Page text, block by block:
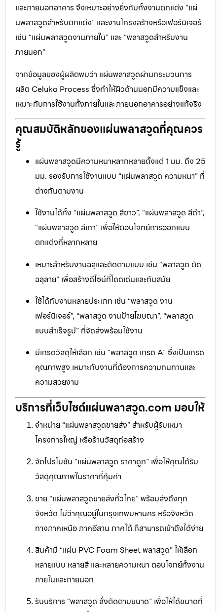
และภายนอกอาคาร จึงเหมาะอย่างยิ่งกับทั้งงานตกแต่ง “แผ่
นพลาสวูดสำหรับตกแต่ง” และงานโครงสร้างหรือเฟอร์นิเจอร์
เช่น “แผ่นพลาสวูดงานภายใน” และ “พลาสวูดสำหรับงาน
ภายนอก”
จากข้อมูลของผู้ผลิตพบว่า แผ่นพลาสวูดผ่านกระบวนการ
ผลิต Celuka Process ซึ่งทำให้ผิวด้านนอกมีความแข็งและ
เหมาะกับการใช้งานทั้งภายในและภายนอกอาคารอย่างแท้จริง
คุณสมบัติหลักของแผ่นพลาสวูดที่คุณควร
รู้
แผ่นพลาสวูดมีความหนาหลากหลายตั้งแต่ 1 มม. ถึง 25
มม. รองรับการใช้งานแบบ “แผ่นพลาสวูด ความหนา” ที่
ต่างกันตามงาน
ใช้งานได้ทั้ง “แผ่นพลาสวูด สีขาว”, “แผ่นพลาสวูด สีดำ”,
“แผ่นพลาสวูด สีเทา” เพื่อให้ตอบโจทย์การออกแบบ
ตกแต่งที่หลากหลาย
เหมาะสำหรับงานฉลุและตัดตามแบบ เช่น “พลาสวูด ตัด
ฉลุลาย” เพื่อสร้างดีไซน์ที่โดดเด่นและทันสมัย
ใช้ได้กับงานหลายประเภท เช่น “พลาสวูด งาน
เฟอร์นิเจอร์”, “พลาสวูด งานป้ายโฆษณา”, “พลาสวูด
แบบสำเร็จรูป” ที่จัดส่งพร้อมใช้งาน
มีเกรดวัสดุให้เลือก เช่น “พลาสวูด เกรด A” ซึ่งเป็นเกรด
คุณภาพสูง เหมาะกับงานที่ต้องการความทนทานและ
ความสวยงาม
บริการที่เว็บไซต์แผ่นพลาสวูด.com มอบให้
จำหน่าย “แผ่นพลาสวูดขายส่ง” สำหรับผู้รับเหมา
โครงการใหญ่ หรือร้านวัสดุก่อสร้าง
จัดโปรโมชัน “แผ่นพลาสวูด ราคาถูก” เพื่อให้คุณได้รับ
วัสดุคุณภาพในราคาที่คุ้มค่า
ขาย “แผ่นพลาสวูดขายส่งทั่วไทย” พร้อมส่งถึงทุก
จังหวัด ไม่ว่าคุณอยู่ในกรุงเทพมหานคร หรือจังหวัด
ทางภาคเหนือ ภาคอีสาน ภาคใต้ ก็สามารถเข้าถึงได้ง่าย
สินค้ามี “แผ่น PVC Foam Sheet พลาสวูด” ให้เลือก
หลายแบบ หลายสี และหลายความหนา ตอบโจทย์ทั้งงาน
ภายในและภายนอก
รับบริการ “พลาสวูด สั่งตัดตามขนาด” เพื่อให้ได้ขนาดที่